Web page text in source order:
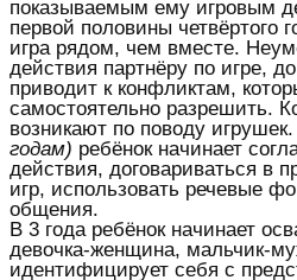
показываемым ему игровым
первой половины четвёртого
игра рядом, чем вместе.
действия партнёру по игре,
приводит к конфликтам,
самостоятельно разрешить.
возникают по поводу
годам) ребёнок начинает
действия, договариваться в
игр, использовать речевые
общения.
В 3 года ребёнок начинает
девочка-женщина, мальчик-
идентифицирует себя с